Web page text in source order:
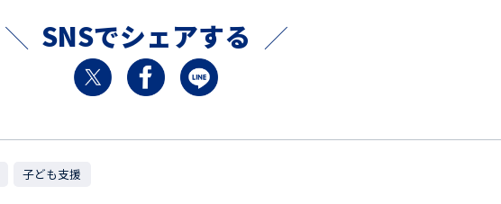
SNSでシェアする
子ども支援